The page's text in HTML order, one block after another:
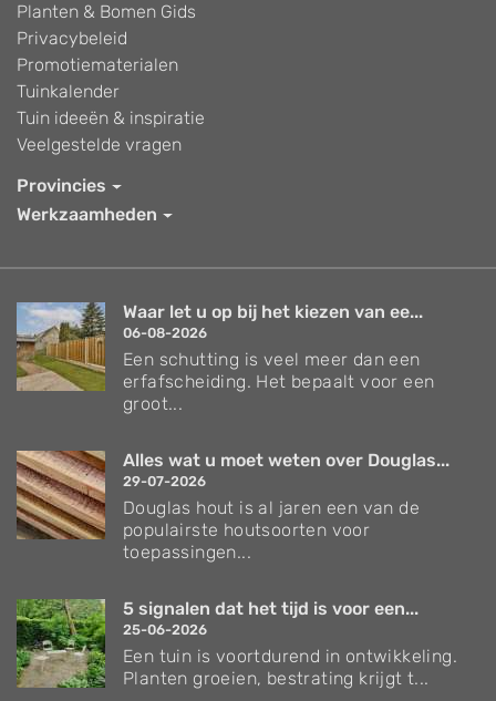
Planten & Bomen Gids
Privacybeleid
Promotiematerialen
Tuinkalender
Tuin ideeën & inspiratie
Veelgestelde vragen
Provincies
Werkzaamheden
Waar let u op bij het kiezen van ee...
06-08-2026
Een schutting is veel meer dan een
erfafscheiding. Het bepaalt voor een
groot...
Alles wat u moet weten over Douglas...
29-07-2026
Douglas hout is al jaren een van de
populairste houtsoorten voor
toepassingen...
5 signalen dat het tijd is voor een...
25-06-2026
Een tuin is voortdurend in ontwikkeling.
Planten groeien, bestrating krijgt t...